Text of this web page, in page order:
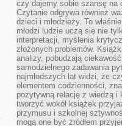
czy dajemy sobie szansę na
Czytanie odgrywa również
dzieci i młodzieży. To
młodzi ludzie uczą się nie
interpretacji, myślenia
złożonych problemów.
analizy, pobudzają
samodzielnego zadawania
najmłodszych lat widzi, że
elementem codzienności,
pozytywną relację z wiedzą i
tworzyć wokół książek
przymusu i szkolnej
mogą one być źródłem